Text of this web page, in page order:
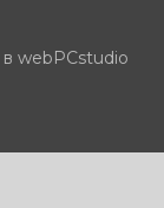
webPCstudio